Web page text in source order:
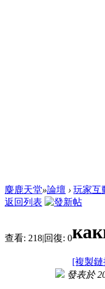
麋鹿天堂»論壇 › 玩家互
返回列表
查看: 218|回復: 0
[複製
發表於